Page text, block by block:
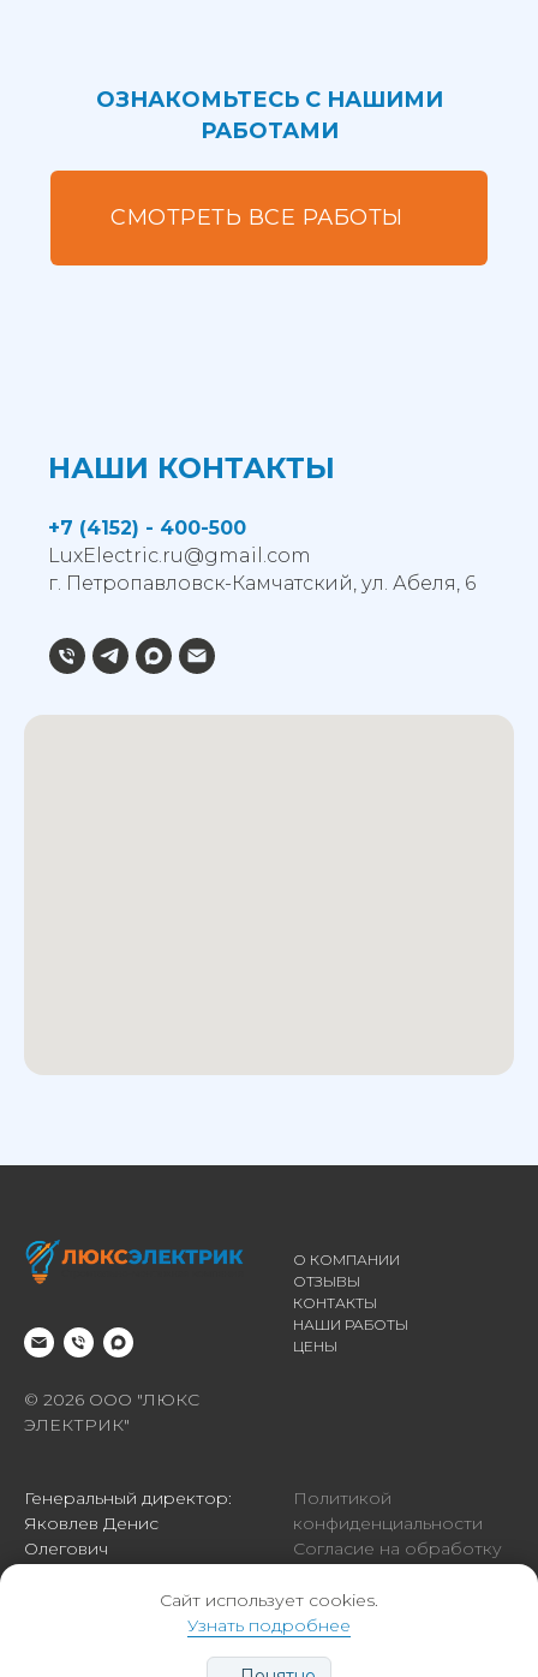
ОЗНАКОМЬТЕСЬ С НАШИМИ
РАБОТАМИ
СМОТРЕТЬ ВСЕ РАБОТЫ
НАШИ КОНТАКТЫ
+7 (4152) - 400-500
LuxElectric.ru@gmail.com
г. Петропавловск-Камчатский, ул. Абеля, 6
© 2026 ООО "ЛЮКС
ЭЛЕКТРИК"
О КОМПАНИИ
ОТЗЫВЫ
КОНТАКТЫ
НАШИ РАБОТЫ
ЦЕНЫ
Генеральный директор:
Яковлев Денис
Олегович
ИНН: 4100056822
Политикой
конфиденциальности
Согласие на обработку
Сайт использует cookies.
Узнать подробнее